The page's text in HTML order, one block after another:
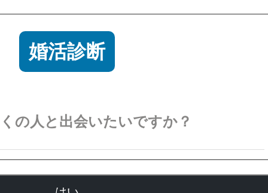
婚活診断
の人と出会いたいですか？